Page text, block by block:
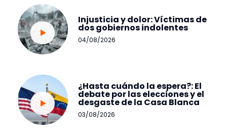
Injusticia y dolor: Víctimas de
dos gobiernos indolentes
04/08/2026
¿Hasta cuándo la espera?: El
debate por las elecciones y el
desgaste de la Casa Blanca
03/08/2026